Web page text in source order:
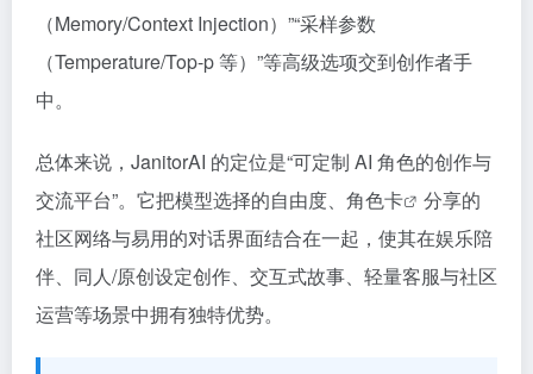
（Memory/Context Injection）”“采样参数
（Temperature/Top-p 等）”等高级选项交到创作者手
中。
总体来说，JanitorAI 的定位是“可定制 AI 角色的创作与
交流平台”。它把模型选择的自由度、 角色卡
分享的
社区网络与易用的对话界面结合在一起，使其在娱乐陪
伴、同人/原创设定创作、交互式故事、轻量客服与社区
运营等场景中拥有独特优势。